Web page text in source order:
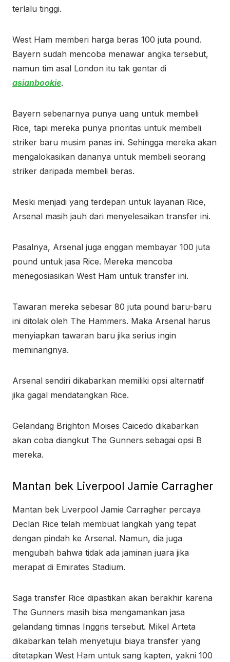
terlalu tinggi.
West Ham memberi harga beras 100 juta pound.
Bayern sudah mencoba menawar angka tersebut,
namun tim asal London itu tak gentar di
asianbookie.
Bayern sebenarnya punya uang untuk membeli
Rice, tapi mereka punya prioritas untuk membeli
striker baru musim panas ini. Sehingga mereka akan
mengalokasikan dananya untuk membeli seorang
striker daripada membeli beras.
Meski menjadi yang terdepan untuk layanan Rice,
Arsenal masih jauh dari menyelesaikan transfer ini.
Pasalnya, Arsenal juga enggan membayar 100 juta
pound untuk jasa Rice. Mereka mencoba
menegosiasikan West Ham untuk transfer ini.
Tawaran mereka sebesar 80 juta pound baru-baru
ini ditolak oleh The Hammers. Maka Arsenal harus
menyiapkan tawaran baru jika serius ingin
meminangnya.
Arsenal sendiri dikabarkan memiliki opsi alternatif
jika gagal mendatangkan Rice.
Gelandang Brighton Moises Caicedo dikabarkan
akan coba diangkut The Gunners sebagai opsi B
mereka.
Mantan bek Liverpool Jamie Carragher
Mantan bek Liverpool Jamie Carragher percaya
Declan Rice telah membuat langkah yang tepat
dengan pindah ke Arsenal. Namun, dia juga
mengubah bahwa tidak ada jaminan juara jika
merapat di Emirates Stadium.
Saga transfer Rice dipastikan akan berakhir karena
The Gunners masih bisa mengamankan jasa
gelandang timnas Inggris tersebut. Mikel Arteta
dikabarkan telah menyetujui biaya transfer yang
ditetapkan West Ham untuk sang kapten, yakni 100